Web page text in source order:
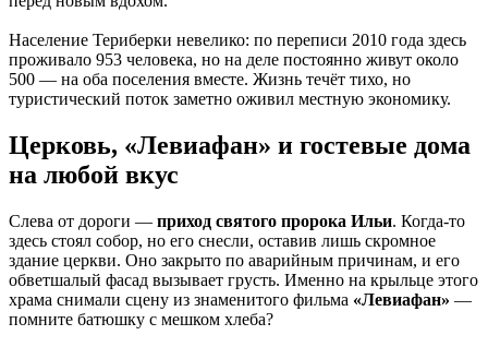
Население Териберки невелико: по переписи 2010 года здесь
проживало 953 человека, но на деле постоянно живут около
500 — на оба поселения вместе. Жизнь течёт тихо, но
туристический поток заметно оживил местную экономику.
Церковь, «Левиафан» и гостевые дома
на любой вкус
Слева от дороги — приход святого пророка Ильи. Когда-то
здесь стоял собор, но его снесли, оставив лишь скромное
здание церкви. Оно закрыто по аварийным причинам, и его
обветшалый фасад вызывает грусть. Именно на крыльце этого
храма снимали сцену из знаменитого фильма «Левиафан» —
помните батюшку с мешком хлеба?